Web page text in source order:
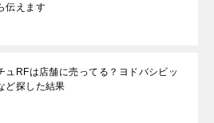
伝えます
ュRFは店舗に売ってる？ヨドバシビッ
ど探した結果